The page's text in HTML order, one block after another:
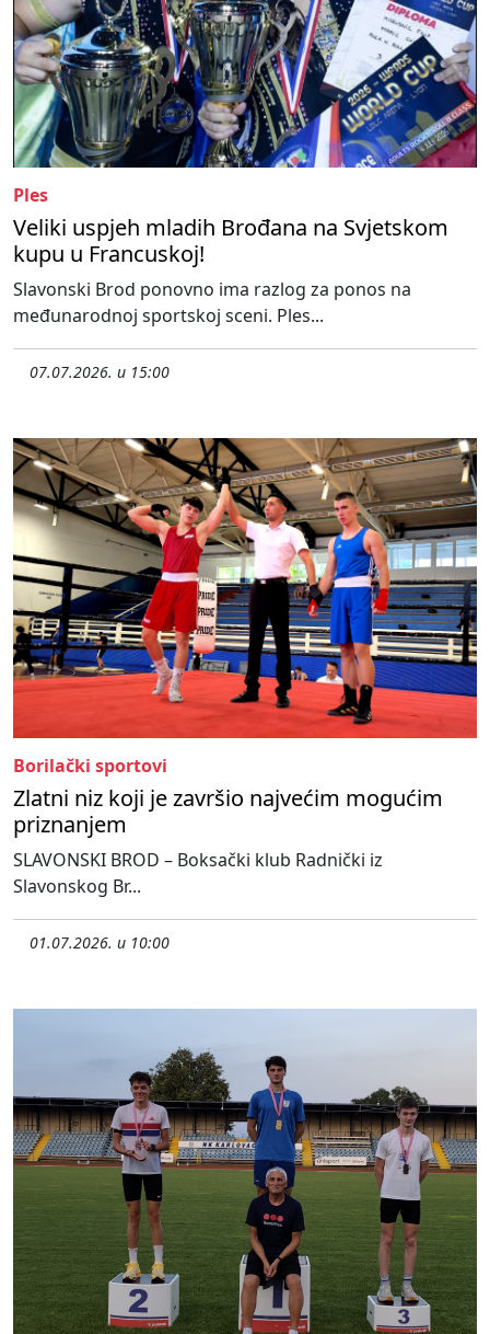
Ples
Veliki uspjeh mladih Brođana na Svjetskom
kupu u Francuskoj!
Slavonski Brod ponovno ima razlog za ponos na
međunarodnoj sportskoj sceni. Ples...
07.07.2026. u 15:00
Borilački sportovi
Zlatni niz koji je završio najvećim mogućim
priznanjem
SLAVONSKI BROD – Boksački klub Radnički iz
Slavonskog Br...
01.07.2026. u 10:00